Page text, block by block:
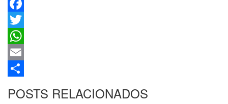
Facebook
Twitter
WhatsApp
Email
POSTS RELACIONADOS